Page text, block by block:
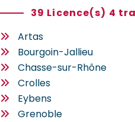
39 Licence(s) 4
Artas
Bourgoin-Jallieu
Chasse-sur-Rhône
Crolles
Eybens
Grenoble